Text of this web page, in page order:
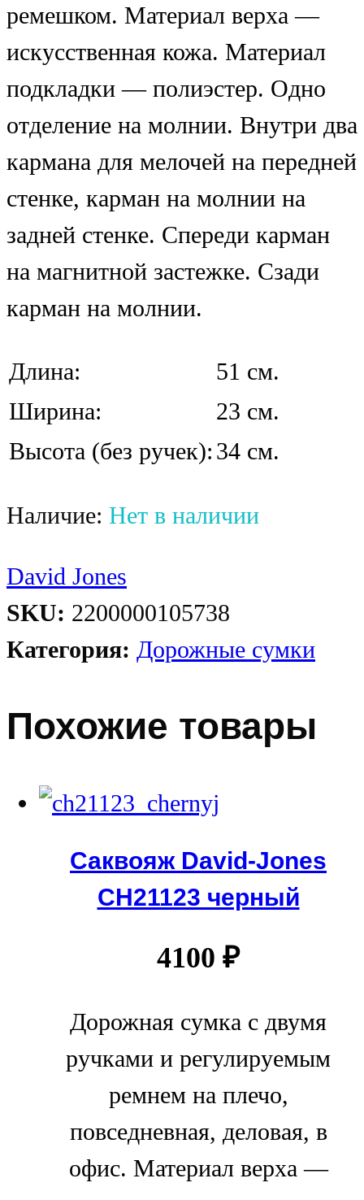
ремешком. Материал верха —
искусственная кожа. Материал
подкладки — полиэстер. Одно
отделение на молнии. Внутри два
кармана для мелочей на передней
стенке, карман на молнии на
задней стенке. Спереди карман
на магнитной застежке. Сзади
карман на молнии.
Длина:
51 см.
Ширина:
23 см.
Высота (без ручек): 34 см.
Наличие: Нет в наличии
David Jones
SKU: 2200000105738
Категория: Дорожные сумки
Похожие товары
Саквояж David-Jones
СН21123 черный
4100 ₽
Дорожная сумка с двумя
ручками и регулируемым
ремнем на плечо,
повседневная, деловая, в
офис. Материал верха —